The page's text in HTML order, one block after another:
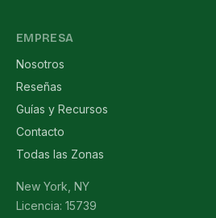
EMPRESA
Nosotros
Reseñas
Guías y Recursos
Contacto
Todas las Zonas
New York, NY
Licencia: 15739